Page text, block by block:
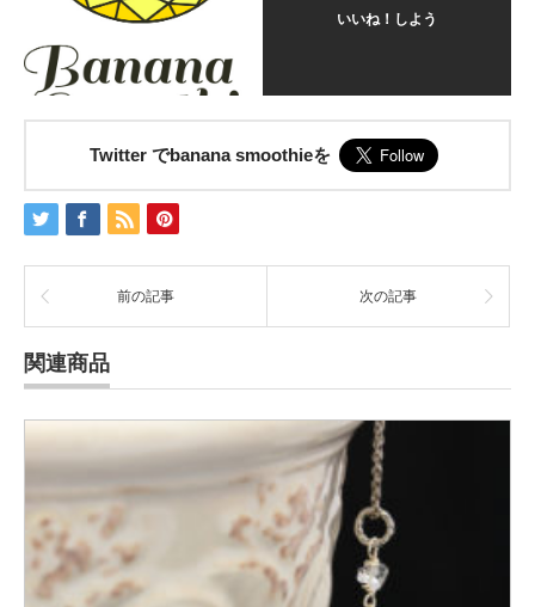
いいね！しよう
Twitter でbanana smoothieを
前の記事 次の記事
関連商品